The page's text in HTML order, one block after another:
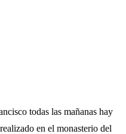
todas las mañanas hay
en el monasterio del